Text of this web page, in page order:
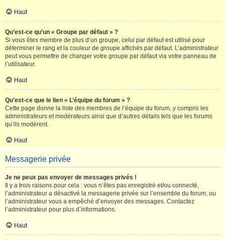
Haut
Qu’est-ce qu’un « Groupe par défaut » ?
Si vous êtes membre de plus d’un groupe, celui par défaut est utilisé pour
déterminer le rang et la couleur de groupe affichés par défaut. L’administrateur
peut vous permettre de changer votre groupe par défaut via votre panneau de
l’utilisateur.
Haut
Qu’est-ce que le lien « L’équipe du forum » ?
Cette page donne la liste des membres de l’équipe du forum, y compris les
administrateurs et modérateurs ainsi que d’autres détails tels que les forums
qu’ils modèrent.
Haut
Messagerie privée
Je ne peux pas envoyer de messages privés !
Il y a trois raisons pour cela : vous n’êtes pas enregistré et/ou connecté,
l’administrateur a désactivé la messagerie privée sur l’ensemble du forum, ou
l’administrateur vous a empêché d’envoyer des messages. Contactez
l’administrateur pour plus d’informations.
Haut